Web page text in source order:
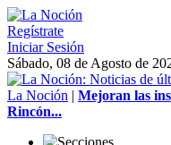
Regístrate
Iniciar Sesión
Sábado, 08 de Agosto de
La Noción | Mejoran las
Rincón...